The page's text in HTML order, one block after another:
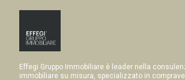
Effegi Gruppo Immobiliare è leader nella
immobiliare su misura, specializzato in